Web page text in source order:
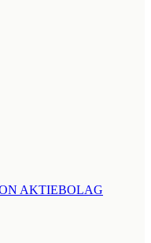
AKTIEBOLAG